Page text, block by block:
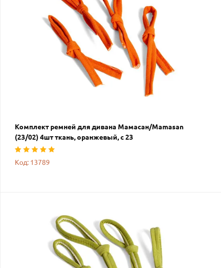
Комплект ремней для дивана Мамасан/Mamasan
(23/02) 4шт ткань, оранжевый, с 23
Код: 13789